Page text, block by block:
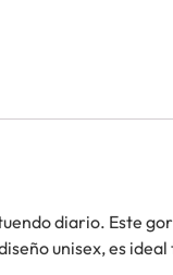
diario. Este
unisex, es